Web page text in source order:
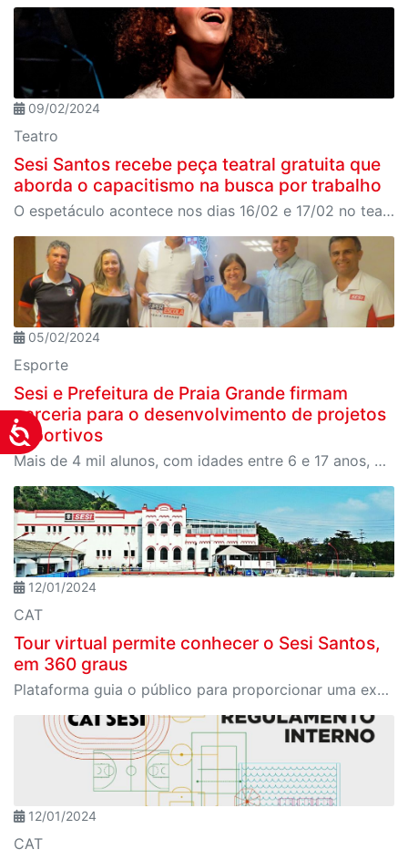
Acessibilidade
09/02/2024
Teatro
Sesi Santos recebe peça teatral gratuita que
aborda o capacitismo na busca por trabalho
O espetáculo acontece nos dias 16/02 e 17/02 no teatro Sesi Santos e é livre para todos os públicos
05/02/2024
Esporte
Sesi e Prefeitura de Praia Grande firmam
parceria para o desenvolvimento de projetos
esportivos
Mais de 4 mil alunos, com idades entre 6 e 17 anos, participarão gratuitamente do Programa SESI-SP Atleta do Futuro (PAF)
12/01/2024
CAT
Tour virtual permite conhecer o Sesi Santos,
em 360 graus
Plataforma guia o público para proporcionar uma experiência abrangente e detalhada dos espaços do CAT
12/01/2024
CAT